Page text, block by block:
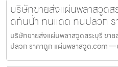
บริษัทขายส่งแผ่นพลาสวูดส
ดกันน้ำ ทนแดด ทนปลวก
บริษัทขายส่งแผ่นพลาสวูดสระบุรี ข
ปลวก ราคาถูก แผ่นพลาสวูด.com —